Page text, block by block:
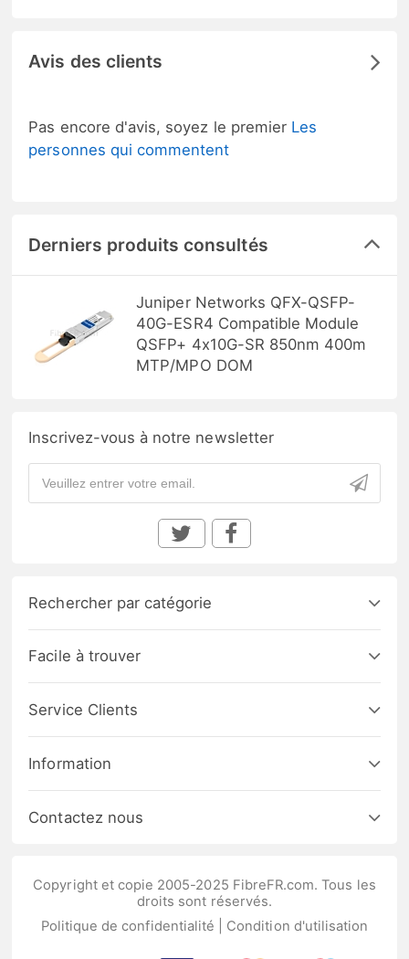
Avis des clients
Pas encore d'avis, soyez le premier Les
personnes qui commentent
Derniers produits consultés
Juniper Networks QFX-QSFP-
40G-ESR4 Compatible Module
QSFP+ 4x10G-SR 850nm 400m
MTP/MPO DOM
Inscrivez-vous à notre newsletter
Rechercher par catégorie
Facile à trouver
Service Clients
Information
Contactez nous
Copyright et copie 2005-2025 FibreFR.com. Tous les
droits sont réservés.
Politique de confidentialité
Condition d'utilisation